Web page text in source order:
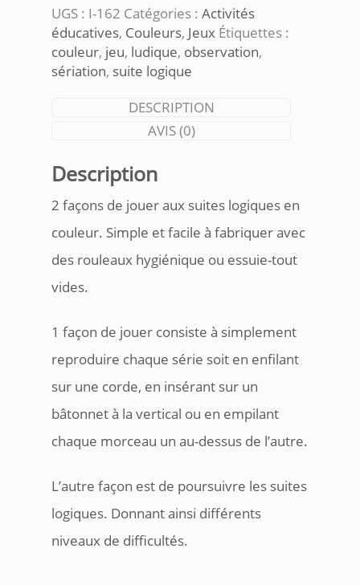
UGS : I-162 Catégories : Activités
éducatives, Couleurs, Jeux Étiquettes :
couleur, jeu, ludique, observation,
sériation, suite logique
DESCRIPTION
AVIS (0)
Description
2 façons de jouer aux suites logiques en
couleur. Simple et facile à fabriquer avec
des rouleaux hygiénique ou essuie-tout
vides.
1 façon de jouer consiste à simplement
reproduire chaque série soit en enfilant
sur une corde, en insérant sur un
bâtonnet à la vertical ou en empilant
chaque morceau un au-dessus de l’autre.
L’autre façon est de poursuivre les suites
logiques. Donnant ainsi différents
niveaux de difficultés.